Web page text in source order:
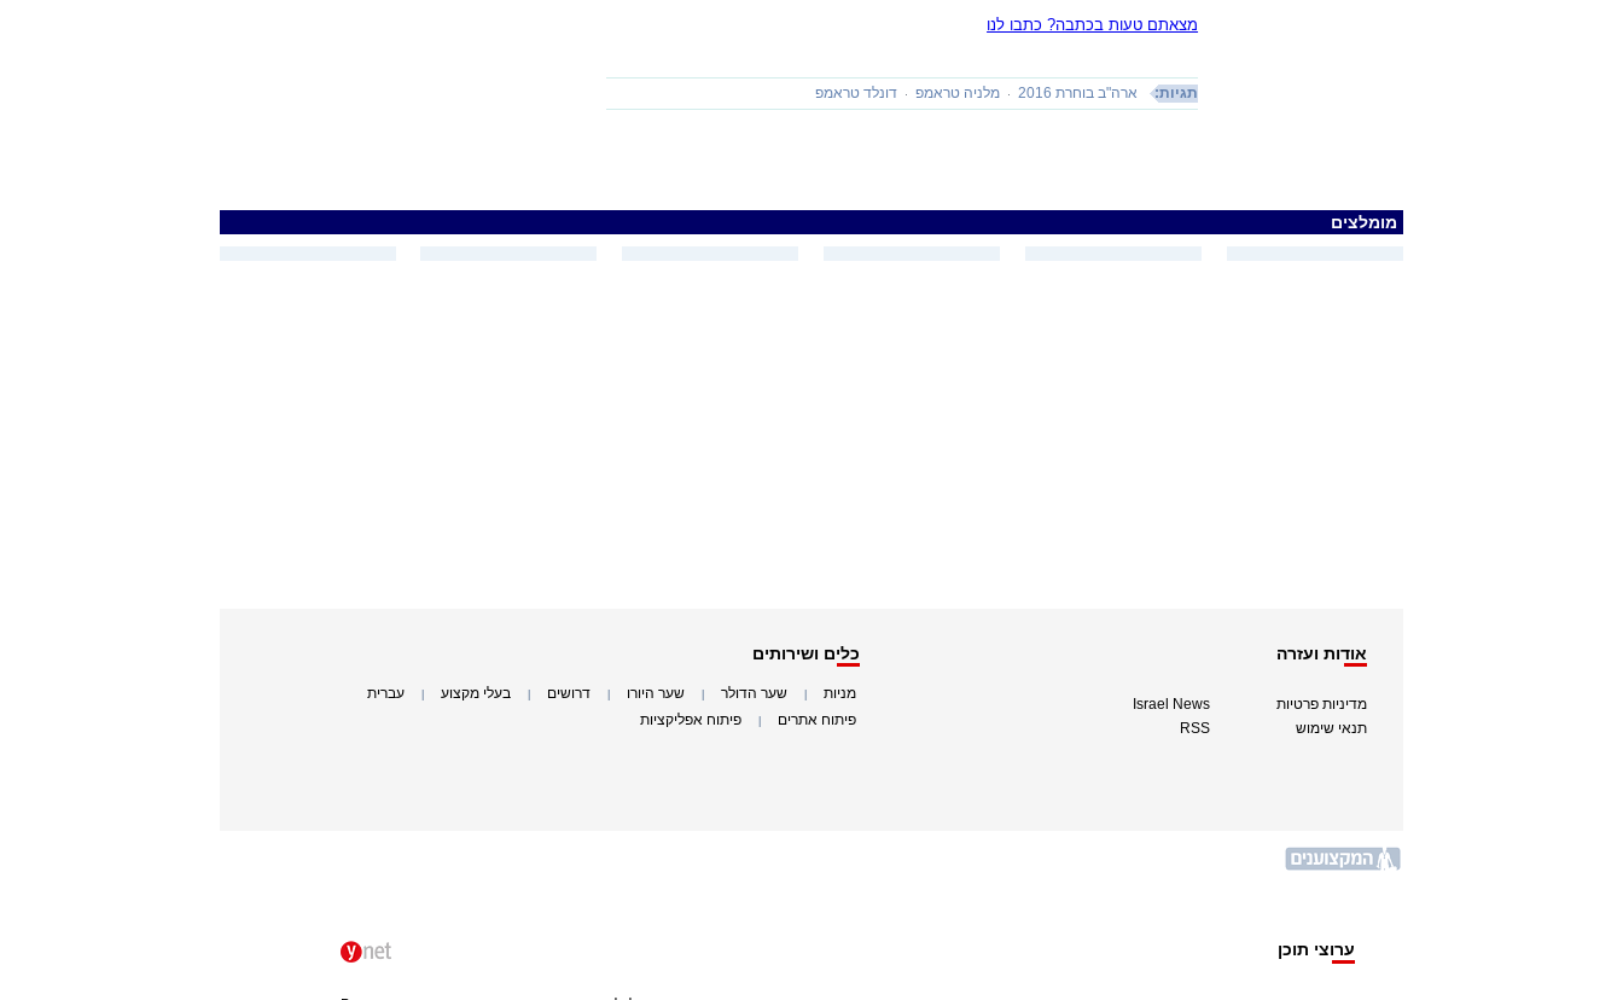
מצאתם טעות בכתבה? כתבו לנו
תגיות: ארה"ב בוחרת 2016 מלניה טראמפ דונלד טראמפ
מומלצים
אודות ועזרה
מדיניות פרטיות
תנאי שימוש
Israel News
RSS
כלים ושירותים
מניות שער הדולר שער היורו דרושים בעלי מקצוע עברית
פיתוח אתרים פיתוח אפליקציות
ערוצי תוכן